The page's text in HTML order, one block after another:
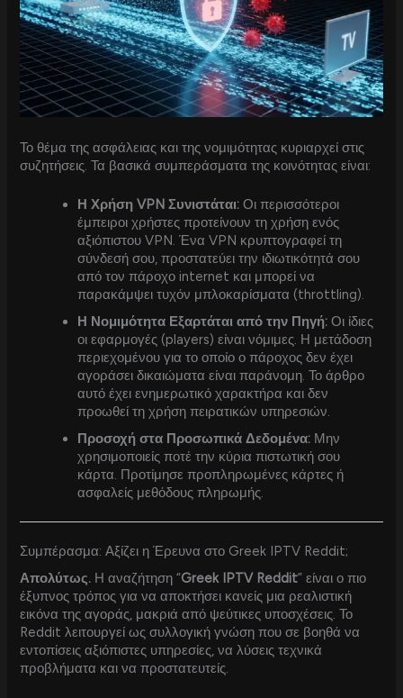
Το θέμα της ασφάλειας και της νομιμότητας κυριαρχεί στις
συζητήσεις. Τα βασικά συμπεράσματα της κοινότητας είναι:
Η Χρήση VPN Συνιστάται: Οι περισσότεροι
έμπειροι χρήστες προτείνουν τη χρήση ενός
αξιόπιστου VPN. Ένα VPN κρυπτογραφεί τη
σύνδεσή σου, προστατεύει την ιδιωτικότητά σου
από τον πάροχο internet και μπορεί να
παρακάμψει τυχόν μπλοκαρίσματα (throttling).
Η Νομιμότητα Εξαρτάται από την Πηγή: Οι ίδιες
οι εφαρμογές (players) είναι νόμιμες. Η μετάδοση
περιεχομένου για το οποίο ο πάροχος δεν έχει
αγοράσει δικαιώματα είναι παράνομη. Το άρθρο
αυτό έχει ενημερωτικό χαρακτήρα και δεν
προωθεί τη χρήση πειρατικών υπηρεσιών.
Προσοχή στα Προσωπικά Δεδομένα: Μην
χρησιμοποιείς ποτέ την κύρια πιστωτική σου
κάρτα. Προτίμησε προπληρωμένες κάρτες ή
ασφαλείς μεθόδους πληρωμής.
Συμπέρασμα: Αξίζει η Έρευνα στο Greek IPTV Reddit;
Απολύτως. Η αναζήτηση “Greek IPTV Reddit” είναι ο πιο
έξυπνος τρόπος για να αποκτήσει κανείς μια ρεαλιστική
εικόνα της αγοράς, μακριά από ψεύτικες υποσχέσεις. Το
Reddit λειτουργεί ως συλλογική γνώση που σε βοηθά να
εντοπίσεις αξιόπιστες υπηρεσίες, να λύσεις τεχνικά
προβλήματα και να προστατευτείς.